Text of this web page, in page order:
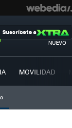
NUEVO
Suscríbete a
MOVILIDAD